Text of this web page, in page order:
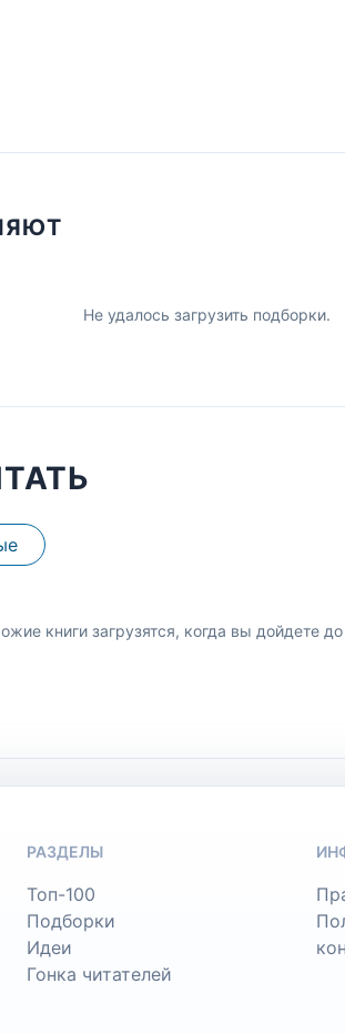
Не удалось загрузить подборки.
книги загрузятся, когда вы дойдете до
РАЗДЕЛЫ
Топ-100
Подборки
Идеи
Гонка читателей